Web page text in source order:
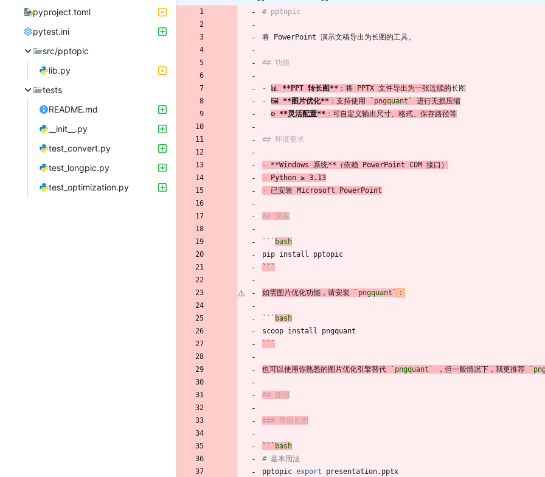
pyproject.toml
pytest.ini
src/pptopic
lib.py
tests
README.md
__init__.py
test_convert.py
test_longpic.py
test_optimization.py
# pptopic
将 PowerPoint 演示文稿导出为长图的工具。
## 功能
- 📊 **PPT 转长图** ：将 PPTX 文件导出为一张连续的长图
- 🖼️ **图片优化** ：支持使用 `pngquant`
进行无损压缩
- ⚙️ **灵活配置** ：可自定义输出尺寸、格式、保存路径等
## 环境要求
-
**Windows 系统**（依赖 PowerPoint COM 接口）
-
Python ≥ 3.13
-
已安装 Microsoft PowerPoint
## 安装
``` bash
pip install pptopic
```
如需图片优化功能，请安装 `pngquant` ：
``` bash
scoop install pngquant
```
也可以使用你熟悉的图片优化引擎替代 `pngquant` ，但一般情况下，我更推荐
## 使用
### 导出长图
```bash
# 基本用法
pptopic export presentation.pptx